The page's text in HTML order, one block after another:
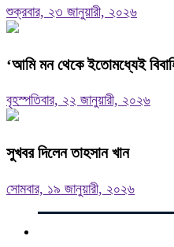
শুক্রবার, ২৩ জানুয়ারী, ২০২৬
‘আমি মন থেকে ইতোমধ্যেই
বৃহস্পতিবার, ২২ জানুয়ারী, ২০২৬
সুখবর দিলেন তাহসান খান
সোমবার, ১৯ জানুয়ারী, ২০২৬